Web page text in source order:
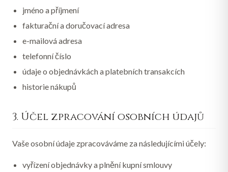
jméno a příjmení
fakturační a doručovací adresa
e-mailová adresa
telefonní číslo
údaje o objednávkách a platebních transakcích
historie nákupů
3. Účel zpracování osobních údajů
Vaše osobní údaje zpracováváme za následujícími účely:
vyřízení objednávky a plnění kupní smlouvy